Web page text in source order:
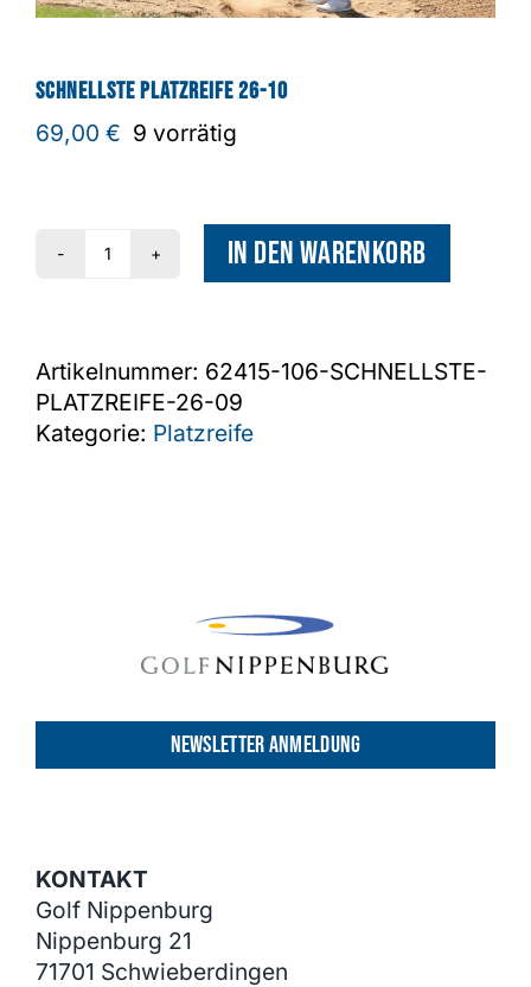
Schnellste Platzreife 26-10
69,00 € 9 vorrätig
Schnellste
10
Menge
In den Warenkorb
Artikelnummer: 62415-106-SCHNELLSTE-
PLATZREIFE-26-09
Kategorie: Platzreife
NEWSLETTER ANMELDUNG
KONTAKT
Golf Nippenburg
Nippenburg 21
71701 Schwieberdingen